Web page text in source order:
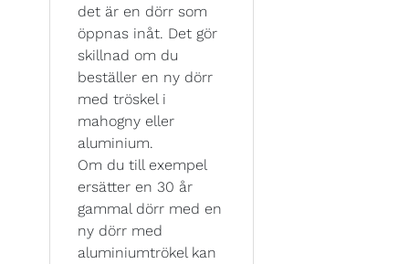
det är en dörr som
öppnas inåt. Det gör
skillnad om du
beställer en ny dörr
med tröskel i
mahogny eller
aluminium.
Om du till exempel
ersätter en 30 år
gammal dörr med en
ny dörr med
aluminiumtrökel kan